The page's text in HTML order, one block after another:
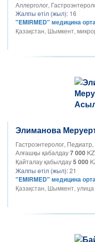
Аллерголог,
Жалпы өтіл (жыл): 16
"EMIRMED" медицина
Қазақстан, Шымкент,
Элиманова
Гастроэнтеролог,
Алғашқы қабалдау7 000
Қайталау қабылдау5 000
Жалпы өтіл (жыл):21
"EMIRMED" медицина
Қазақстан, Шымкент,